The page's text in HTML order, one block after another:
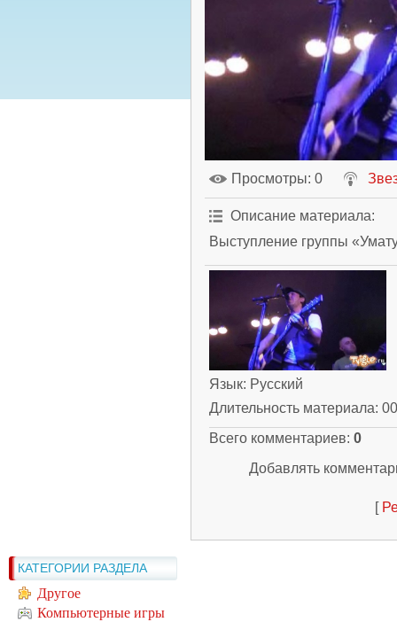
КАТЕГОРИИ РАЗДЕЛА
Другое
Компьютерные игры
Просмотры: 0
Описание материала:
Выступление группы
Язык: Русский
Длительность материала:
Всего комментариев: 0
Добавлять
[